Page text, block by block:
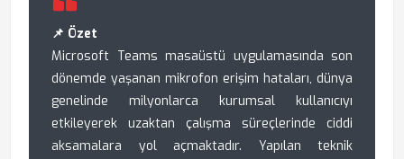
📌 Özet
Microsoft Teams masaüstü uygulamasında son
dönemde yaşanan mikrofon erişim hataları, dünya
genelinde milyonlarca kurumsal kullanıcıyı
etkileyerek uzaktan çalışma süreçlerinde ciddi
aksamalara yol açmaktadır. Yapılan teknik